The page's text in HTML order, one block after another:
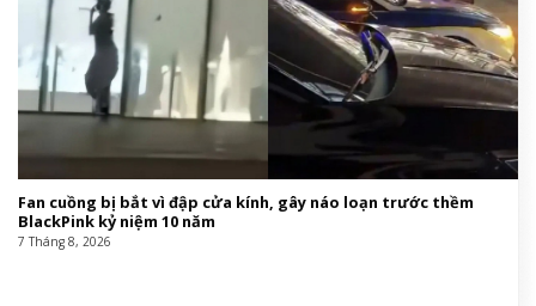
Fan cuồng bị bắt vì đập cửa kính, gây náo loạn trước thềm
BlackPink kỷ niệm 10 năm
7 Tháng 8, 2026